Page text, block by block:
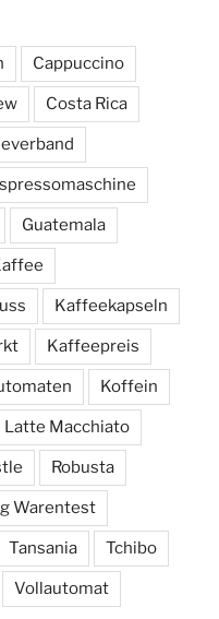
Cappuccino
Costa Rica
Guatemala
Kaffeekapseln
Kaffeepreis
Koffein
Latte Macchiato
Robusta
Warentest
Tansania Tchibo
Vollautomat